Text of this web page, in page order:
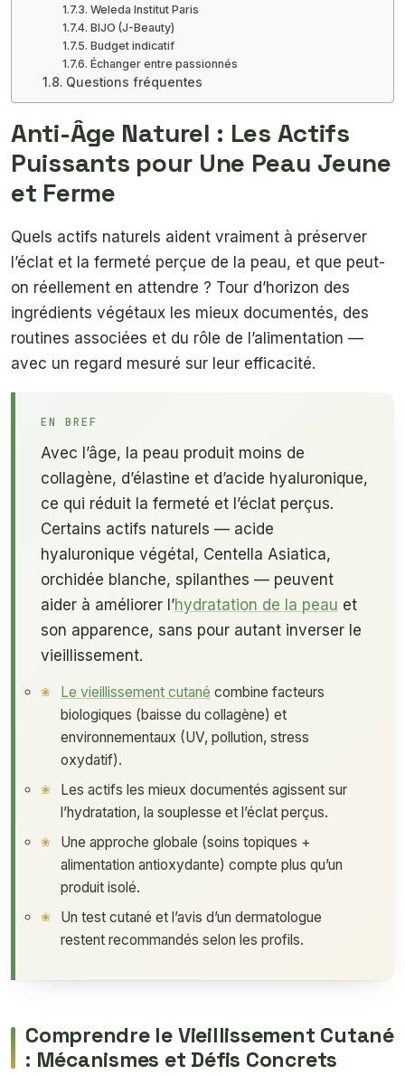
Weleda Institut Paris
BIJO (J-Beauty)
Budget indicatif
Échanger entre passionnés
Questions fréquentes
Anti-Âge Naturel : Les Actifs
Puissants pour Une Peau Jeune
et Ferme
Quels actifs naturels aident vraiment à préserver
l’éclat et la fermeté perçue de la peau, et que peut-
on réellement en attendre ? Tour d’horizon des
ingrédients végétaux les mieux documentés, des
routines associées et du rôle de l’alimentation —
avec un regard mesuré sur leur efficacité.
EN BREF
Avec l’âge, la peau produit moins de
collagène, d’élastine et d’acide hyaluronique,
ce qui réduit la fermeté et l’éclat perçus.
Certains actifs naturels — acide
hyaluronique végétal, Centella Asiatica,
orchidée blanche, spilanthes — peuvent
aider à améliorer l’hydratation de la peau et
son apparence, sans pour autant inverser le
vieillissement.
Le vieillissement cutané combine facteurs
biologiques (baisse du collagène) et
environnementaux (UV, pollution, stress
oxydatif).
Les actifs les mieux documentés agissent sur
l’hydratation, la souplesse et l’éclat perçus.
Une approche globale (soins topiques +
alimentation antioxydante) compte plus qu’un
produit isolé.
Un test cutané et l’avis d’un dermatologue
restent recommandés selon les profils.
Comprendre le Vieillissement Cutané
: Mécanismes et Défis Concrets